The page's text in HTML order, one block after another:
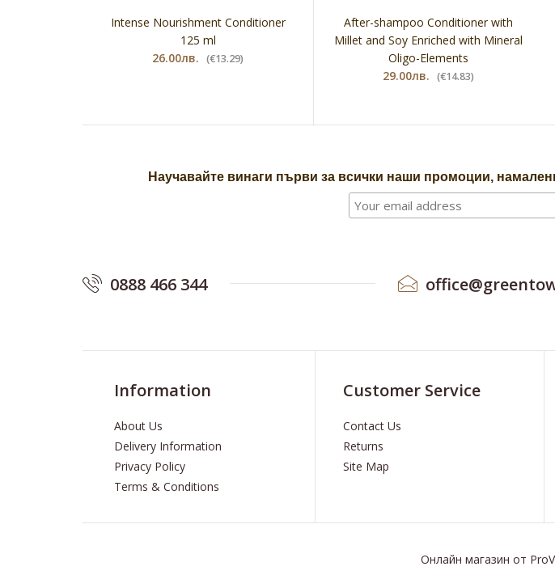
Intense Nourishment Conditioner
125 ml
26.00лв. (€13.29)
After-shampoo Conditioner with
Millet and Soy Enriched with Mineral
Oligo-Elements
29.00лв. (€14.83)
Научавайте винаги първи за всички наши промоции,
0888 466 344
Information
About Us
Delivery Information
Privacy Policy
Terms & Conditions
Customer Service
Contact Us
Returns
Site Map
Онлайн магазин от